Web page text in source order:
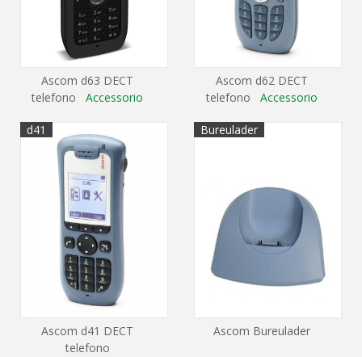
Ascom d63 DECT
telefonoAccessorio
Ascom d62 DECT
telefono Accessorio
d41
Ascom d41 DECT
telefono
Bureulader
Ascom Bureulader